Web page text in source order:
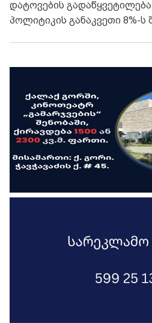
დატოვების
პოლიტიკის განაკვეთი 8%-ს